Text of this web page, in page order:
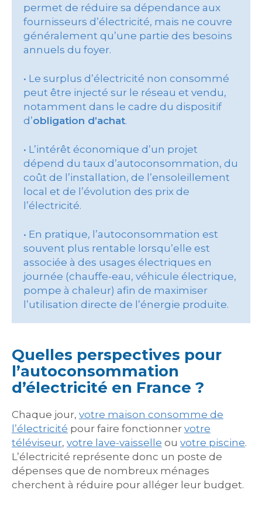
permet de réduire sa dépendance aux
fournisseurs d’électricité, mais ne couvre
généralement qu’une partie des besoins
annuels du foyer.
• Le surplus d’électricité non consommé
peut être injecté sur le réseau et vendu,
notamment dans le cadre du dispositif
d’obligation d’achat.
• L’intérêt économique d’un projet
dépend du taux d’autoconsommation, du
coût de l’installation, de l’ensoleillement
local et de l’évolution des prix de
l’électricité.
• En pratique, l’autoconsommation est
souvent plus rentable lorsqu’elle est
associée à des usages électriques en
journée (chauffe-eau, véhicule électrique,
pompe à chaleur) afin de maximiser
l’utilisation directe de l’énergie produite.
Quelles perspectives pour
l’autoconsommation
d’électricité en France ?
Chaque jour, votre maison consomme de
l’électricité pour faire fonctionner votre
téléviseur, votre lave-vaisselle ou votre piscine.
L’électricité représente donc un poste de
dépenses que de nombreux ménages
cherchent à réduire pour alléger leur budget.